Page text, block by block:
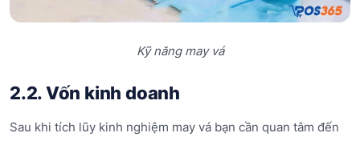
Kỹ năng may vá
2.2. Vốn kinh doanh
Sau khi tích lũy kinh nghiệm may vá bạn cần quan tâm đến